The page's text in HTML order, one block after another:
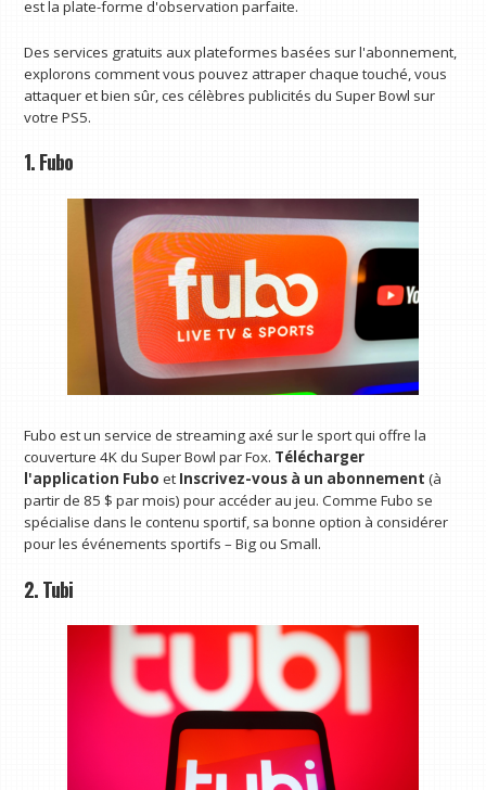
est la plate-forme d'observation parfaite.
Des services gratuits aux plateformes basées sur l'abonnement,
explorons comment vous pouvez attraper chaque touché, vous
attaquer et bien sûr, ces célèbres publicités du Super Bowl sur
votre PS5.
1. Fubo
Fubo est un service de streaming axé sur le sport qui offre la
couverture 4K du Super Bowl par Fox. Télécharger
l'application Fubo et Inscrivez-vous à un abonnement (à
partir de 85 $ par mois) pour accéder au jeu. Comme Fubo se
spécialise dans le contenu sportif, sa bonne option à considérer
pour les événements sportifs – Big ou Small.
2. Tubi